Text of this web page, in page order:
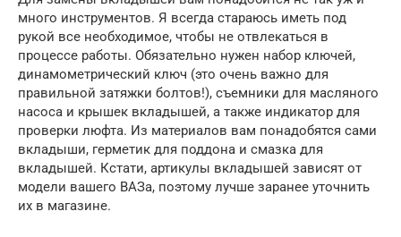
много инструментов. Я всегда стараюсь иметь под
рукой все необходимое, чтобы не отвлекаться в
процессе работы. Обязательно нужен набор ключей,
динамометрический ключ (это очень важно для
правильной затяжки болтов!), съемники для масляного
насоса и крышек вкладышей, а также индикатор для
проверки люфта. Из материалов вам понадобятся сами
вкладыши, герметик для поддона и смазка для
вкладышей. Кстати, артикулы вкладышей зависят от
модели вашего ВАЗа, поэтому лучше заранее уточнить
их в магазине.